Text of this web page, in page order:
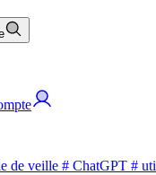
de veille # ChatGPT #